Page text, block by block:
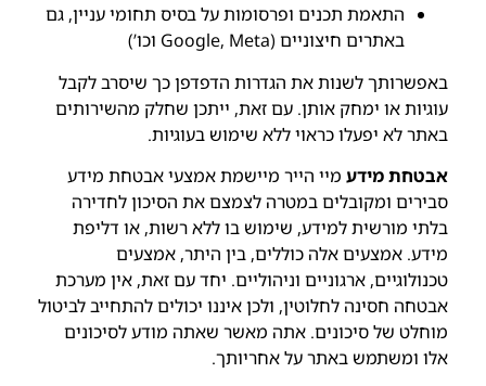
התאמת תכנים ופרסומות על בסיס תחומי עניין, גם
באתרים חיצוניים (Google, Meta וכו’)
באפשרותך לשנות את הגדרות הדפדפן כך שיסרב לקבל
עוגיות או ימחק אותן. עם זאת, ייתכן שחלק מהשירותים
באתר לא יפעלו כראוי ללא שימוש בעוגיות.
אבטחת מידע מיי הייר מיישמת אמצעי אבטחת מידע
סבירים ומקובלים במטרה לצמצם את הסיכון לחדירה
בלתי מורשית למידע, שימוש בו ללא רשות, או דליפת
מידע. אמצעים אלה כוללים, בין היתר, אמצעים
טכנולוגיים, ארגוניים וניהוליים. יחד עם זאת, אין מערכת
אבטחה חסינה לחלוטין, ולכן איננו יכולים להתחייב לביטול
מוחלט של סיכונים. אתה מאשר שאתה מודע לסיכונים
אלו ומשתמש באתר על אחריותך.